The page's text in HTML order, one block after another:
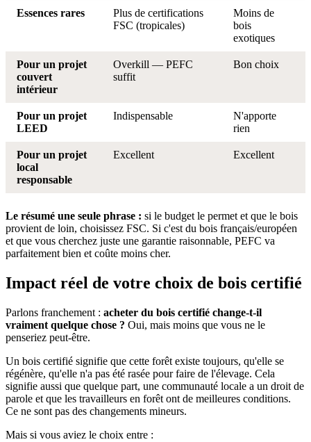
Essences rares
Plus de certifications
FSC (tropicales)
Moins de
bois
exotiques
Pour un projet
couvert
intérieur
Overkill — PEFC
suffit
Bon choix
Pour un projet
LEED
Indispensable
N'apporte
rien
Pour un projet
local
responsable
Excellent Excellent
Le résumé une seule phrase : si le budget le permet et que le bois
provient de loin, choisissez FSC. Si c'est du bois français/européen
et que vous cherchez juste une garantie raisonnable, PEFC va
parfaitement bien et coûte moins cher.
Impact réel de votre choix de bois certifié
Parlons franchement : acheter du bois certifié change-t-il
vraiment quelque chose ? Oui, mais moins que vous ne le
penseriez peut-être.
Un bois certifié signifie que cette forêt existe toujours, qu'elle se
régénère, qu'elle n'a pas été rasée pour faire de l'élevage. Cela
signifie aussi que quelque part, une communauté locale a un droit de
parole et que les travailleurs en forêt ont de meilleures conditions.
Ce ne sont pas des changements mineurs.
Mais si vous aviez le choix entre :